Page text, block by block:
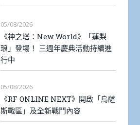
05/08/2026
《神之塔：New World》「蓮梨
琅」登場！ 三週年慶典活動持續進
行中
05/08/2026
《RF ONLINE NEXT》開啟「烏薩
斯戰區」及全新戰鬥內容